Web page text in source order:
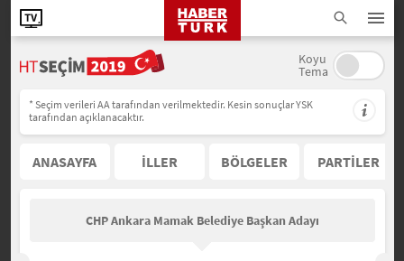
Koyu
Tema
* Seçim verileri AA tarafından verilmektedir. Kesin sonuçlar YSK
tarafından açıklanacaktır.
ANASAYFA İLLER BÖLGELER PARTİLER
CHP Ankara Mamak Belediye Başkan Adayı